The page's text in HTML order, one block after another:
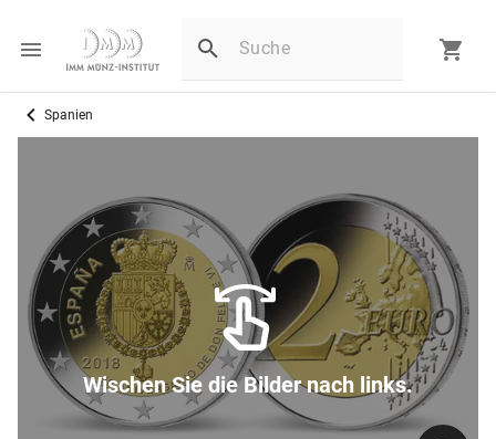
Spanien
Wischen Sie die Bilder nach links.